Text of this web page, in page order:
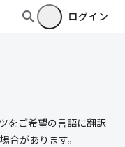
ログイン
をご希望の言語に翻訳
合があります。